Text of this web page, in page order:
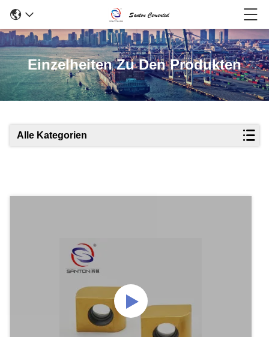
Einzelheiten Zu Den Produkten
Alle Kategorien